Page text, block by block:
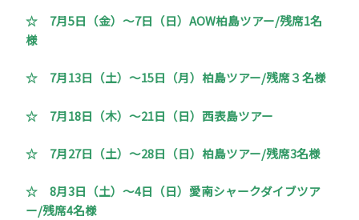
☆ 7月5日（金）～7日（日）AOW柏島ツアー/残席1名
様
☆ 7月13日（土）～15日（月）柏島ツアー/残席３名様
☆ 7月18日（木）～21日（日）西表島ツアー
☆ 7月27日（土）～28日（日）柏島ツアー/残席3名様
☆ 8月3日（土）～4日（日）愛南シャークダイブツア
ー/残席4名様